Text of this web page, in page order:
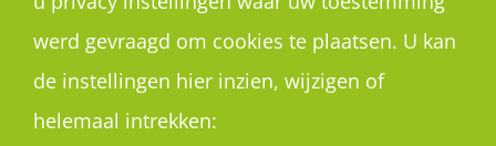
werd gevraagd om cookies te plaatsen. U kan
de instellingen hier inzien, wijzigen of
helemaal intrekken: